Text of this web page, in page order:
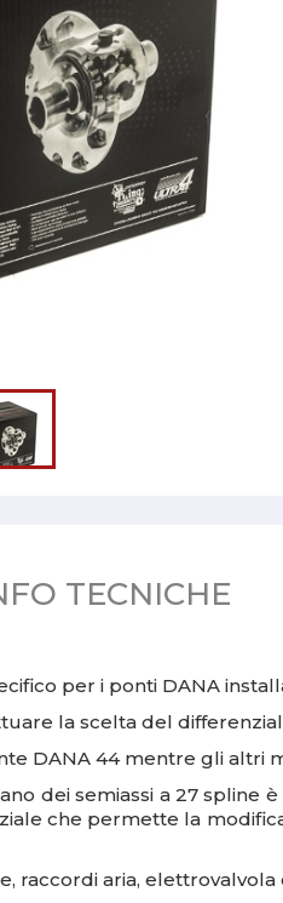
TECNICHE
per i ponti DANA
la scelta del
DANA 44 mentre gli altri
dei semiassi a 27 spline
che permette la
raccordi aria,